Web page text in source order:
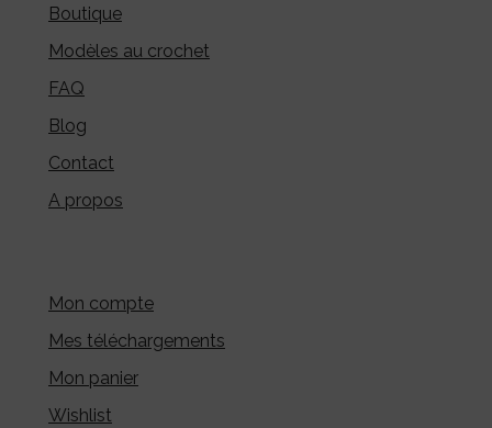
Boutique
Modèles au crochet
FAQ
Blog
Contact
A propos
Mon compte
Mes téléchargements
Mon panier
Wishlist